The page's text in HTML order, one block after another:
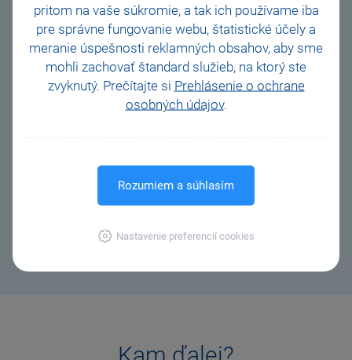
pritom na vaše súkromie, a tak ich používame iba
pre správne fungovanie webu, štatistické účely a
meranie úspešnosti reklamných obsahov, aby sme
mohli zachovať štandard služieb, na ktorý ste
zvyknutý. Prečítajte si Prehlásenie o ochrane
osobných údajov.
Rozumiem a súhlasím
Nastavenie preferencií cookies
* povinný údaj
Vami poskytnuté údaje spracovávame v súlade
Prehlásenim o ochrane osobných údajov